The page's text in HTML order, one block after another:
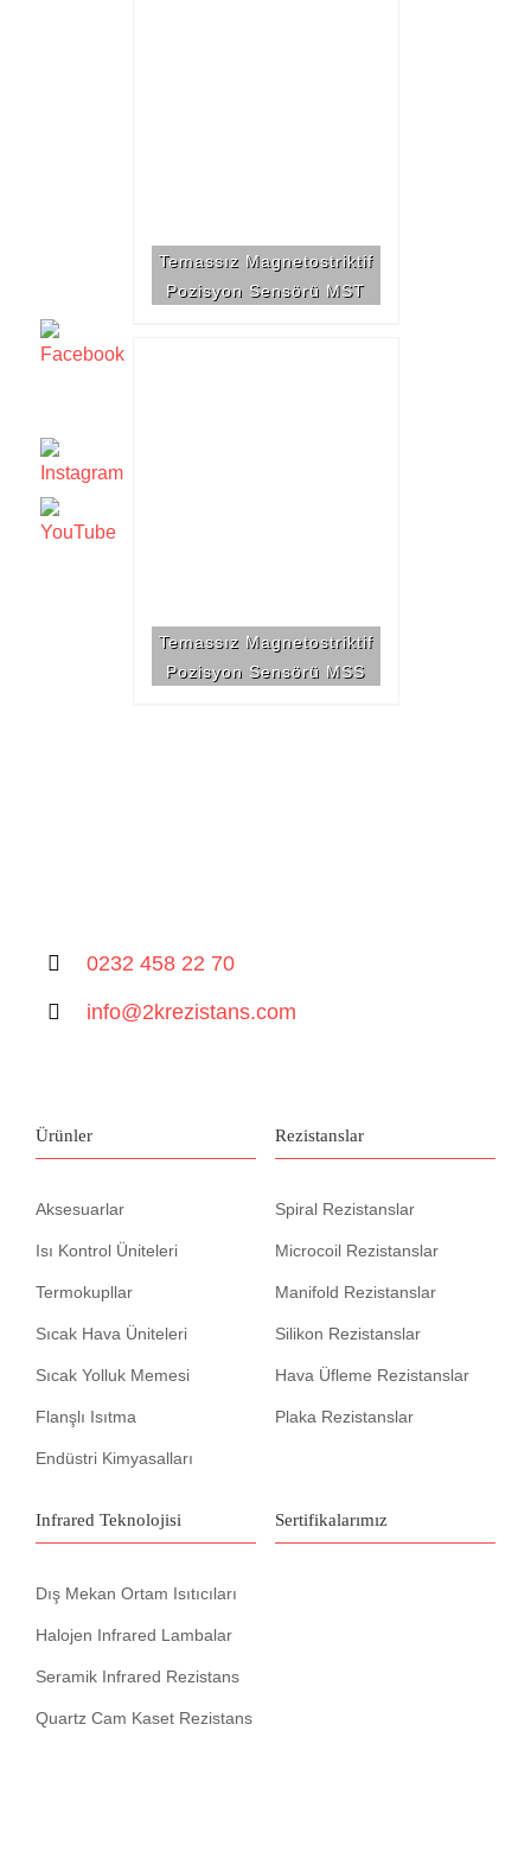
Temassız Magnetostriktif
Pozisyon Sensörü MST
Temassız Magnetostriktif
Pozisyon Sensörü MSS
0232 458 22 70
info@2krezistans.com
Ürünler
Aksesuarlar
Isı Kontrol Üniteleri
Termokupllar
Sıcak Hava Üniteleri
Sıcak Yolluk Memesi
Flanşlı Isıtma
Endüstri Kimyasalları
Rezistanslar
Spiral Rezistanslar
Microcoil Rezistanslar
Manifold Rezistanslar
Silikon Rezistanslar
Hava Üfleme Rezistanslar
Plaka Rezistanslar
Infrared Teknolojisi
Dış Mekan Ortam Isıtıcıları
Halojen Infrared Lambalar
Seramik Infrared Rezistans
Quartz Cam Kaset Rezistans
Sertifikalarımız